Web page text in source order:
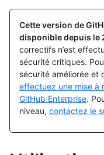
Cette version de
disponible depuis le
correctifs n’est
sécurité critiques.
sécurité améliorée et
effectuez une mise à
GitHub Enterprise.
niveau, contactez le